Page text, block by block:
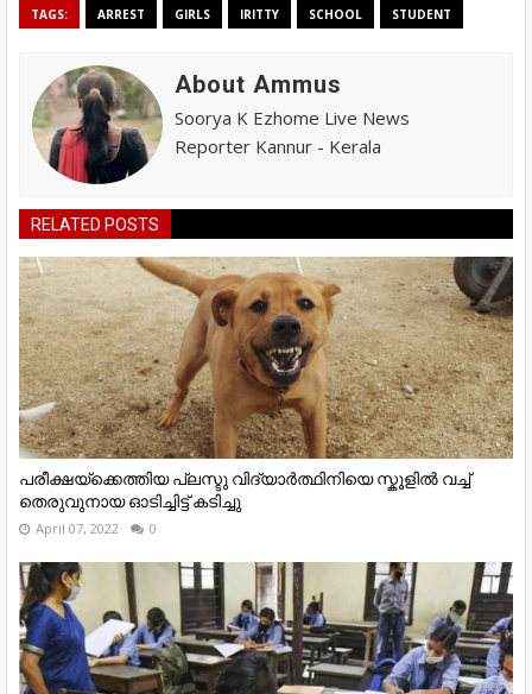
TAGS: ARREST GIRLS IRITTY SCHOOL STUDENT
About Ammus
Soorya K Ezhome Live News
Reporter Kannur - Kerala
RELATED POSTS
പരീക്ഷയ്ക്കെത്തിയ പ്ലസ്ടു വിദ്യാർത്ഥിനിയെ സ്കൂളിൽ വച്ച്
തെരുവുനായ ഓടിച്ചിട്ട് കടിച്ചു
April 07, 2022 0